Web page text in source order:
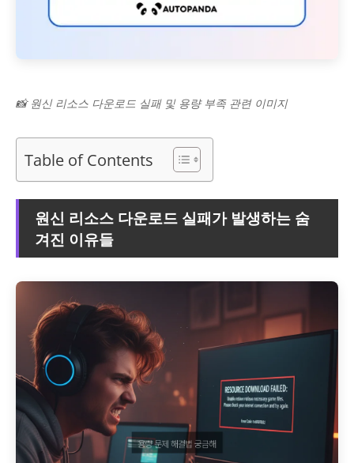
📸 원신 리소스 다운로드 실패 및 용량 부족 관련 이미지
Table of Contents
원신 리소스 다운로드 실패가 발생하는 숨
겨진 이유들